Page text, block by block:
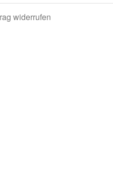
widerrufen